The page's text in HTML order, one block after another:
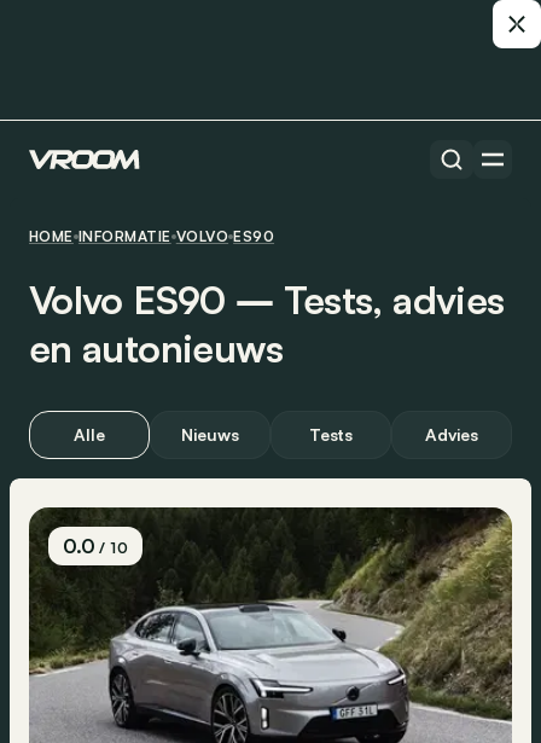
HOME INFORMATIE VOLVO ES90
Volvo ES90 ― Tests, advies
en autonieuws
Alle Nieuws Tests Advies
0.0/ 10